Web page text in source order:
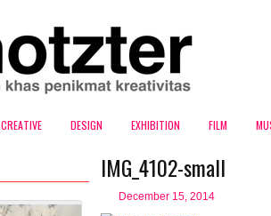
CREATIVE DESIGN EXHIBITION FILM
IMG_4102-small
December 15, 2014